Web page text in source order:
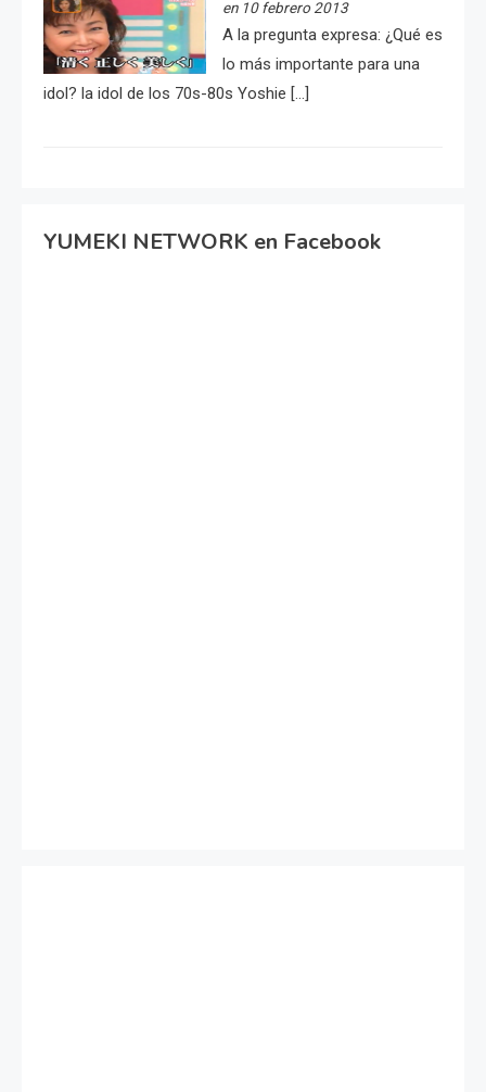
en 10 febrero 2013
A la pregunta expresa: ¿Qué es
lo más importante para una
idol? la idol de los 70s-80s Yoshie […]
YUMEKI NETWORK en Facebook